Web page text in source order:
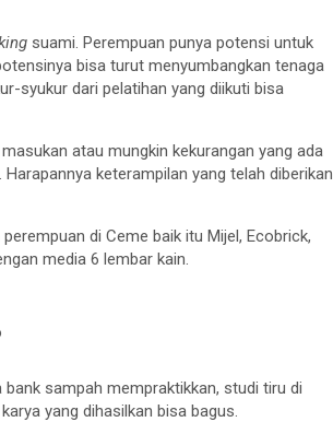
suami. Perempuan punya potensi untuk
bisa turut menyumbangkan tenaga
syukur dari pelatihan yang diikuti bisa
atau mungkin kekurangan yang ada
keterampilan yang telah diberikan
di Ceme baik itu Mijel, Ecobrick,
media 6 lembar kain.
sampah mempraktikkan, studi tiru di
yang dihasilkan bisa bagus.